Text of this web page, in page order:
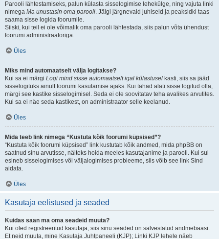
Parooli lähtestamiseks, palun külasta sisselogimise lehekülge, ning vajuta linki
nimega Ma unustasin oma parooli. Jälgi järgnevaid juhiseid ja peaksidki taas
saama sisse logida foorumile.
Siiski, kui teil ei ole võimalik oma parooli lähtestada, siis palun võta ühendust
foorumi administraatoriga.
Üles
Miks mind automaatselt välja logitakse?
Kui sa ei märgi Logi mind sisse automaatselt igal külastusel kasti, siis sa jääd
sisselogituks ainult foorumi kasutamise ajaks. Kui tahad alati sisse logitud olla,
märgi see kastike sisselogimisel. Seda ei ole soovitatav teha avalikes arvutites.
Kui sa ei näe seda kastikest, on administraator selle keelanud.
Üles
Mida teeb link nimega “Kustuta kõik foorumi küpsised”?
“Kustuta kõik foorumi küpsised” link kustutab kõik andmed, mida phpBB on
saatnud sinu arvutisse, näiteks hoida meeles kasutajanime ja parooli. Kui sul
esineb sisselogimises või väljalogimises probleeme, siis võib see link Sind
aidata.
Üles
Kasutaja eelistused ja seaded
Kuidas saan ma oma seadeid muuta?
Kui oled registreeritud kasutaja, siis sinu seaded on salvestatud andmebaasi.
Et neid muuta, mine Kasutaja Juhtpaneeli (KJP); Linki KJP lehele näeb